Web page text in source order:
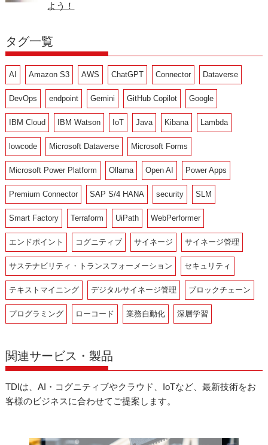
よう！
タグ一覧
AI Amazon S3 AWS ChatGPT Connector Dataverse
DevOps endpoint Gemini GitHub Copilot Google
IBM Cloud IBM Watson IoT Java Kibana Lambda
lowcode Microsoft Dataverse Microsoft Forms
Microsoft Power Platform Ollama Open AI Power Apps
Premium Connector SAP S/4 HANA security SLM
Smart Factory Terraform UiPath WebPerformer
エンドポイント コグニティブ サイネージ サイネージ管理
サステナビリティ・トランスフォーメーション セキュリティ
テキストマイニング デジタルサイネージ管理 ブロックチェーン
プログラミング ローコード 業務自動化 深層学習
関連サービス・製品
TDIは、AI・コグニティブやクラウド、IoTなど、最新技術をお
客様のビジネスに合わせてご提案します。